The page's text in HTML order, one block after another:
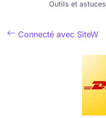
Outils et astuces
 Connecté avec SiteW